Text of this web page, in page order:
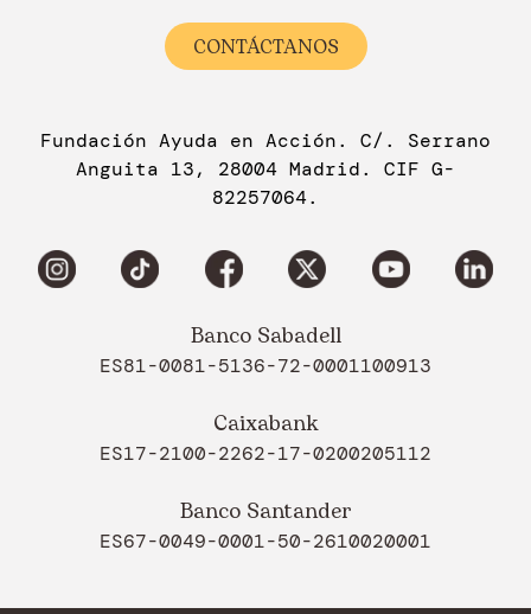
CONTÁCTANOS
Fundación Ayuda en Acción. C/. Serrano
Anguita 13, 28004 Madrid. CIF G-
82257064.
Banco Sabadell
ES81-0081-5136-72-0001100913
Caixabank
ES17-2100-2262-17-0200205112
Banco Santander
ES67-0049-0001-50-2610020001